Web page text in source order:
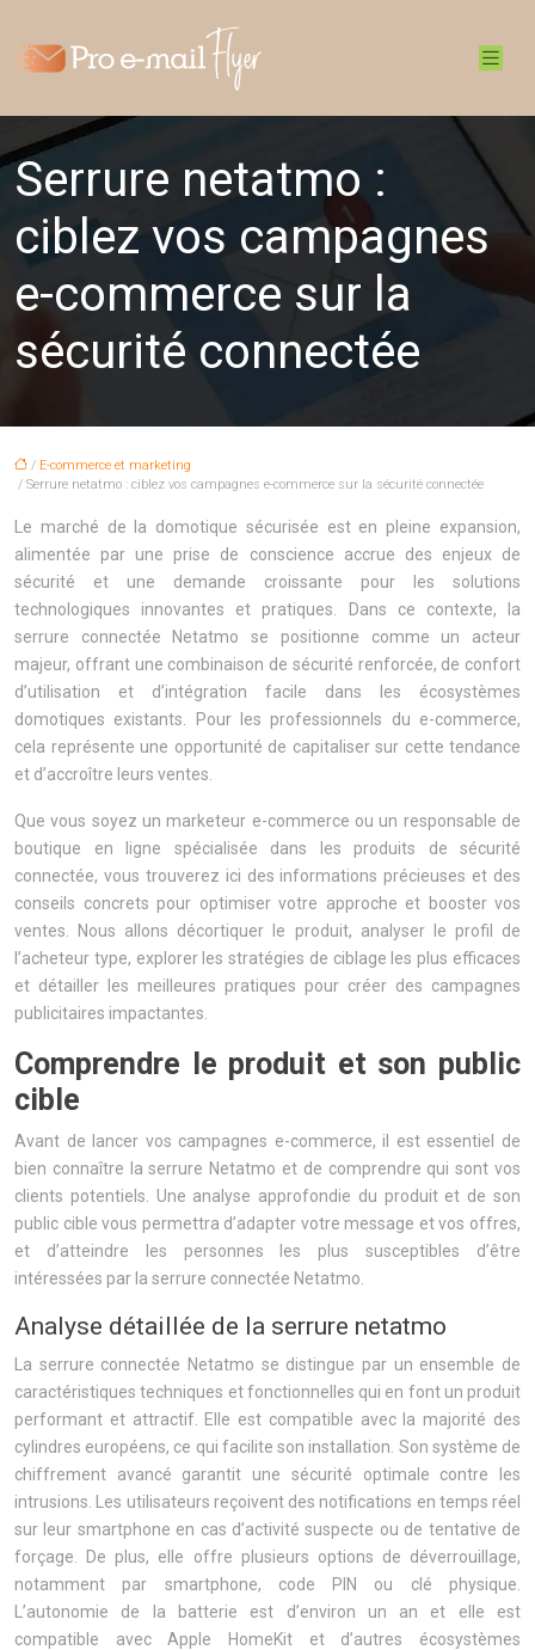
Serrure netatmo :
ciblez vos campagnes
e-commerce sur la
sécurité connectée
/ E-commerce et marketing
/ Serrure netatmo : ciblez vos campagnes e-commerce sur la sécurité connectée
Le marché de la domotique sécurisée est en pleine expansion,
alimentée par une prise de conscience accrue des enjeux de
sécurité et une demande croissante pour les solutions
technologiques innovantes et pratiques. Dans ce contexte, la
serrure connectée Netatmo se positionne comme un acteur
majeur, offrant une combinaison de sécurité renforcée, de confort
d’utilisation et d’intégration facile dans les écosystèmes
domotiques existants. Pour les professionnels du e-commerce,
cela représente une opportunité de capitaliser sur cette tendance
et d’accroître leurs ventes.
Que vous soyez un marketeur e-commerce ou un responsable de
boutique en ligne spécialisée dans les produits de sécurité
connectée, vous trouverez ici des informations précieuses et des
conseils concrets pour optimiser votre approche et booster vos
ventes. Nous allons décortiquer le produit, analyser le profil de
l’acheteur type, explorer les stratégies de ciblage les plus efficaces
et détailler les meilleures pratiques pour créer des campagnes
publicitaires impactantes.
Comprendre le produit et son public
cible
Avant de lancer vos campagnes e-commerce, il est essentiel de
bien connaître la serrure Netatmo et de comprendre qui sont vos
clients potentiels. Une analyse approfondie du produit et de son
public cible vous permettra d’adapter votre message et vos offres,
et d’atteindre les personnes les plus susceptibles d’être
intéressées par la serrure connectée Netatmo.
Analyse détaillée de la serrure netatmo
La serrure connectée Netatmo se distingue par un ensemble de
caractéristiques techniques et fonctionnelles qui en font un produit
performant et attractif. Elle est compatible avec la majorité des
cylindres européens, ce qui facilite son installation. Son système de
chiffrement avancé garantit une sécurité optimale contre les
intrusions. Les utilisateurs reçoivent des notifications en temps réel
sur leur smartphone en cas d’activité suspecte ou de tentative de
forçage. De plus, elle offre plusieurs options de déverrouillage,
notamment par smartphone, code PIN ou clé physique.
L’autonomie de la batterie est d’environ un an et elle est
compatible avec Apple HomeKit et d’autres écosystèmes